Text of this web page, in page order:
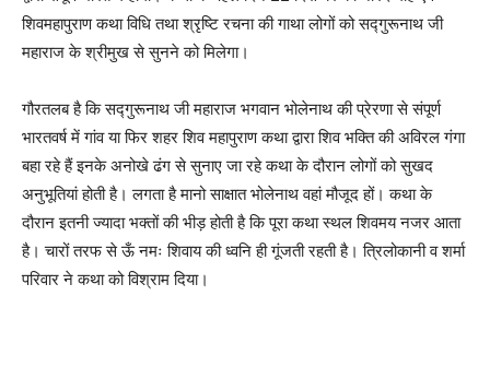
शिवमहापुराण कथा विधि तथा श्रृष्टि रचना की गाथा लोगों को सद्गुरूनाथ जी
महाराज के श्रीमुख से सुनने को मिलेगा।
गौरतलब है कि सद्गुरूनाथ जी महाराज भगवान भोलेनाथ की प्रेरणा से संपूर्ण
भारतवर्ष में गांव या फिर शहर शिव महापुराण कथा द्वारा शिव भक्ति की अविरल गंगा
बहा रहे हैं इनके अनोखे ढंग से सुनाए जा रहे कथा के दौरान लोगों को सुखद
अनुभूतियां होती है। लगता है मानो साक्षात भोलेनाथ वहां मौजूद हों। कथा के
दौरान इतनी ज्यादा भक्तों की भीड़ होती है कि पूरा कथा स्थल शिवमय नजर आता
है। चारों तरफ से ऊँ नमः शिवाय की ध्वनि ही गूंजती रहती है। त्रिलोकानी व शर्मा
परिवार ने कथा को विश्राम दिया।